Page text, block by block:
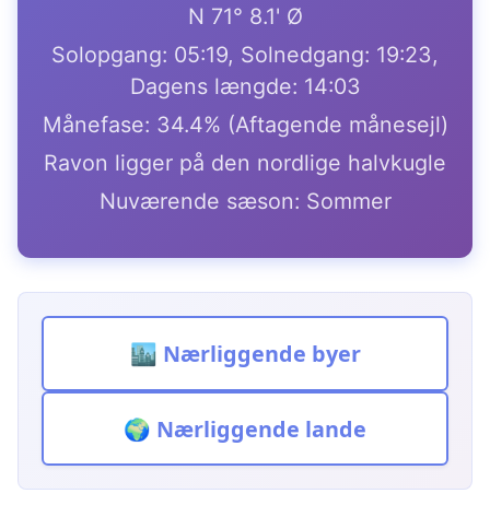
N 71° 8.1' Ø
Solopgang: 05:19, Solnedgang: 19:23,
Dagens længde: 14:03
Månefase: 34.4% (Aftagende månesejl)
Ravon ligger på den nordlige halvkugle
Nuværende sæson: Sommer
🏙️ Nærliggende byer
🌍 Nærliggende lande